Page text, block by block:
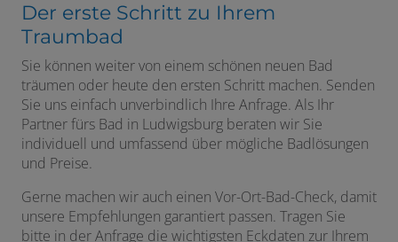
Der erste Schritt zu Ihrem
Traumbad
Sie können weiter von einem schönen neuen Bad
träumen oder heute den ersten Schritt machen. Senden
Sie uns einfach unverbindlich Ihre Anfrage. Als Ihr
Partner fürs Bad in Ludwigsburg beraten wir Sie
individuell und umfassend über mögliche Badlösungen
und Preise.
Gerne machen wir auch einen Vor-Ort-Bad-Check, damit
unsere Empfehlungen garantiert passen. Tragen Sie
bitte in der Anfrage die wichtigsten Eckdaten zur Ihrem